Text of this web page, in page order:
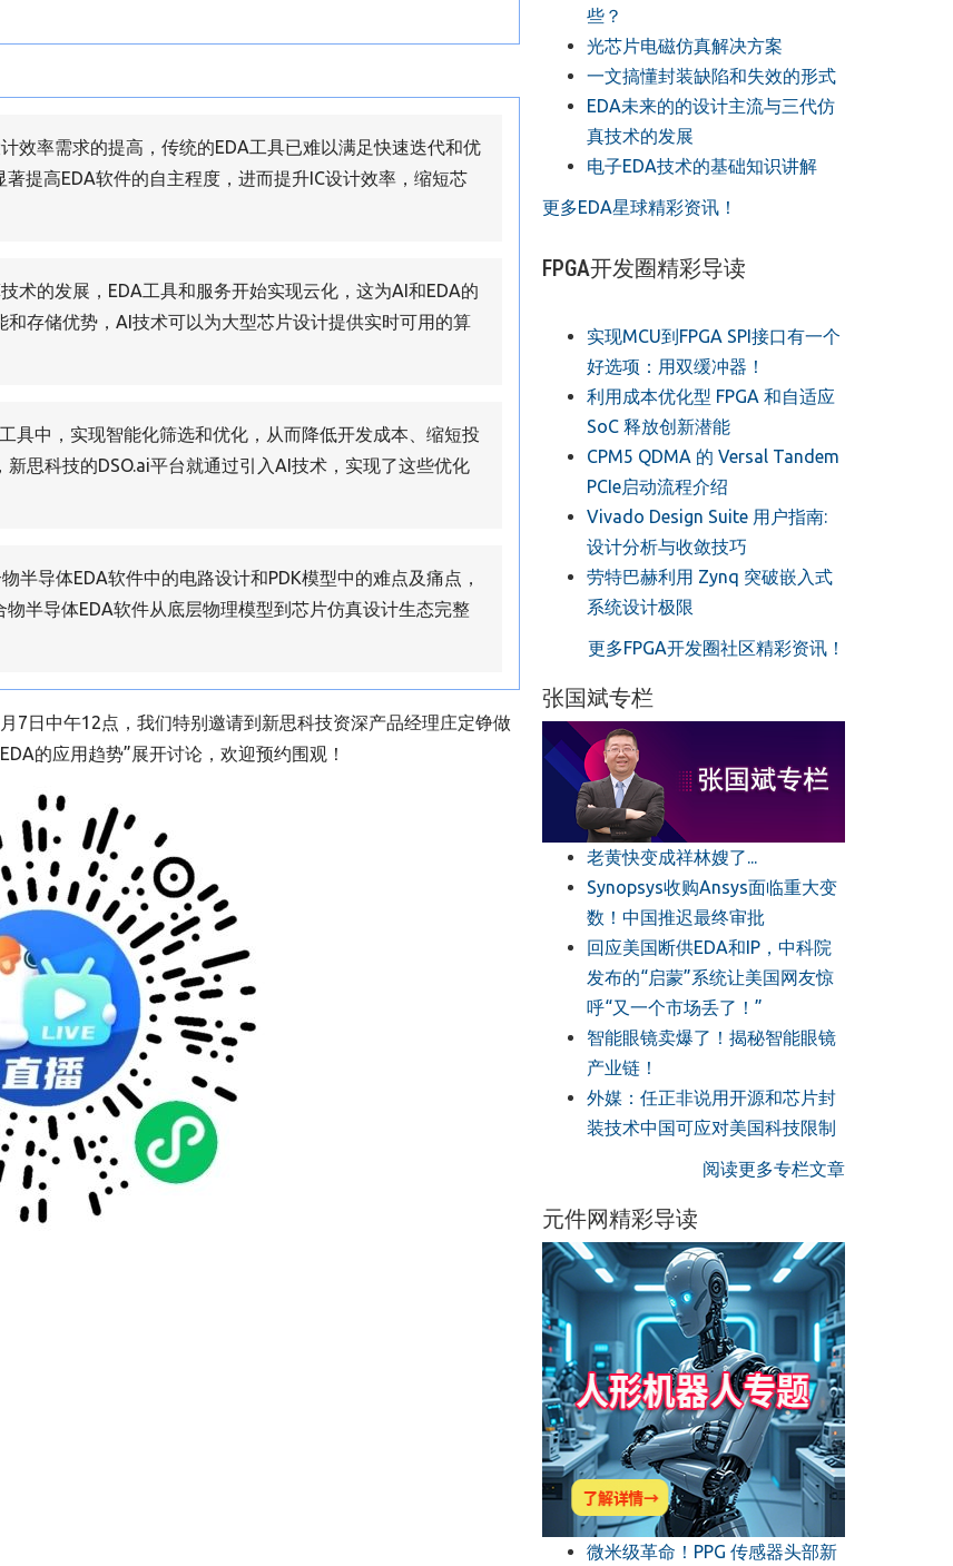
效率需求的提高，传统的EDA工具已难以满足快速迭代和优
提高EDA软件的自主程度，进而提升IC设计效率，缩短芯
术的发展，EDA工具和服务开始实现云化，这为AI和EDA的
存储优势，AI技术可以为大型芯片设计提供实时可用的算
具中，实现智能化筛选和优化，从而降低开发成本、缩短投
思科技的DSO.ai平台就通过引入AI技术，实现了这些优化
半导体EDA软件中的电路设计和PDK模型中的难点及痛点，
半导体EDA软件从底层物理模型到芯片仿真设计生态完整
7日中午12点，我们特别邀请到新思科技资深产品经理庄定铮做
的应用趋势”展开讨论，欢迎预约围观！
些？
光芯片电磁仿真解决方案
一文搞懂封装缺陷和失效的形式
EDA未来的的设计主流与三代仿
真技术的发展
电子EDA技术的基础知识讲解
更多EDA星球精彩资讯！
FPGA开发圈精彩导读
实现MCU到FPGA SPI接口有一个
好选项：用双缓冲器！
利用成本优化型 FPGA 和自适应
SoC 释放创新潜能
CPM5 QDMA 的 Versal Tandem
PCIe启动流程介绍
Vivado Design Suite 用户指南:
设计分析与收敛技巧
劳特巴赫利用 Zynq 突破嵌入式
系统设计极限
更多FPGA开发圈社区精彩资讯！
张国斌专栏
老黄快变成祥林嫂了...
Synopsys收购Ansys面临重大变
数！中国推迟最终审批
回应美国断供EDA和IP，中科院
发布的“启蒙”系统让美国网友惊
呼“又一个市场丢了！”
智能眼镜卖爆了！揭秘智能眼镜
产业链！
外媒：任正非说用开源和芯片封
装技术中国可应对美国科技限制
阅读更多专栏文章
元件网精彩导读
微米级革命！PPG 传感器头部新